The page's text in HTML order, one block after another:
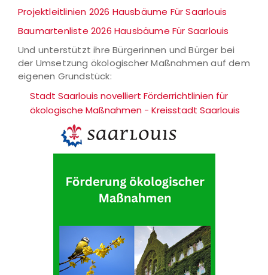
Projektleitlinien 2026 Hausbäume Für Saarlouis
Baumartenliste 2026 Hausbäume Für Saarlouis
Und unterstützt ihre Bürgerinnen und Bürger bei
der Umsetzung ökologischer Maßnahmen auf dem
eigenen Grundstück:
Stadt Saarlouis novelliert Förderrichtlinien für
ökologische Maßnahmen - Kreisstadt Saarlouis